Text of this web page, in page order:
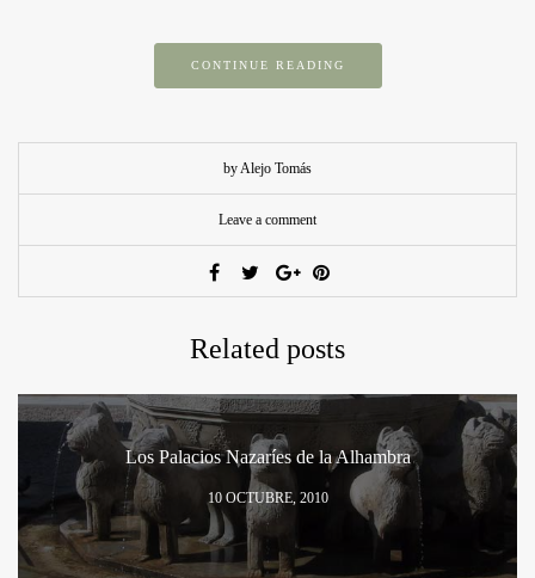
CONTINUE READING
by Alejo Tomás
Leave a comment
Related posts
Los Palacios Nazaríes de la Alhambra
10 OCTUBRE, 2010